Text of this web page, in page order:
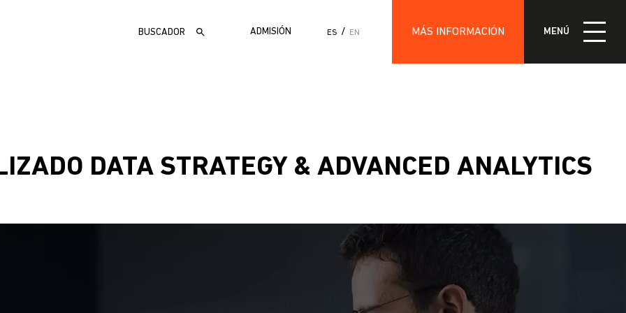
Buscar
MENÚ
ADMISIÓN ES EN MÁS INFORMACIÓN MENÚ
DATA STRATEGY & ADVANCED ANALYTICS